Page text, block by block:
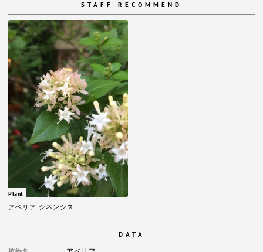
STAFF RECOMMEND
Plant
アベリア シネンシス
DATA